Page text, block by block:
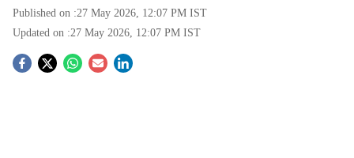
Published on :27 May 2026, 12:07 PM IST
Updated on :27 May 2026, 12:07 PM IST
S